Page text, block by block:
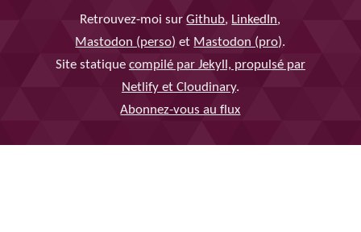
Retrouvez-moi surGithub, LinkedIn,
Mastodon (perso) et Mastodon (pro).
Site statique compilé par Jekyll, propulsé par
Netlify et Cloudinary.
Abonnez-vous au flux